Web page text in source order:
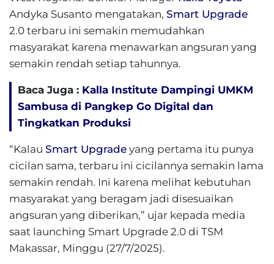
Andyka Susanto mengatakan, Smart Upgrade
2.0 terbaru ini semakin memudahkan
masyarakat karena menawarkan angsuran yang
semakin rendah setiap tahunnya.
Baca Juga : Kalla Institute Dampingi UMKM
Sambusa di Pangkep Go Digital dan
Tingkatkan Produksi
“Kalau Smart Upgrade yang pertama itu punya
cicilan sama, terbaru ini cicilannya semakin lama
semakin rendah. Ini karena melihat kebutuhan
masyarakat yang beragam jadi disesuaikan
angsuran yang diberikan,” ujar kepada media
saat launching Smart Upgrade 2.0 di TSM
Makassar, Minggu (27/7/2025).